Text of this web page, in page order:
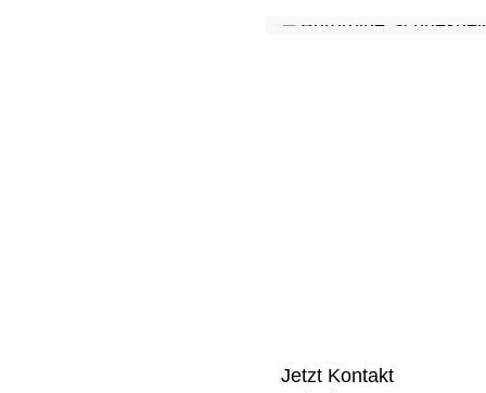
Jetzt Kontakt